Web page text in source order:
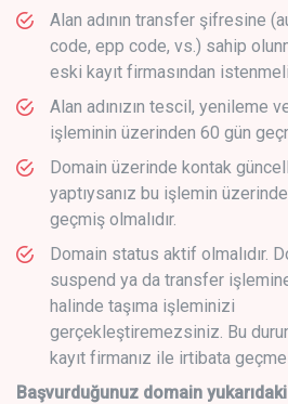
Alan adının transfer şifresine
code, epp code, vs.) sahip
eski kayıt firmasından
Alan adınızın tescil, yenileme
işleminin üzerinden 60 gün
Domain üzerinde kontak
yaptıysanız bu işlemin
geçmiş olmalıdır.
Domain status aktif olmalıdır.
suspend ya da transfer
halinde taşıma işleminizi
gerçekleştiremezsiniz. Bu
kayıt firmanız ile irtibata
Başvurduğunuz domain